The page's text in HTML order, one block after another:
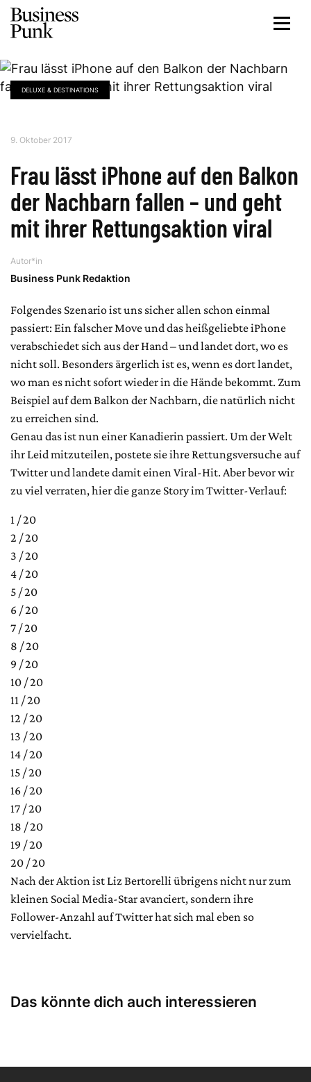
DELUXE & DESTINATIONS
9. Oktober 2017
Frau lässt iPhone auf den Balkon
der Nachbarn fallen – und geht
mit ihrer Rettungsaktion viral
Autor*in
Business Punk Redaktion
Folgendes Szenario ist uns sicher allen schon einmal
passiert: Ein falscher Move und das heißgeliebte iPhone
verabschiedet sich aus der Hand – und landet dort, wo es
nicht soll. Besonders ärgerlich ist es, wenn es dort landet,
wo man es nicht sofort wieder in die Hände bekommt. Zum
Beispiel auf dem Balkon der Nachbarn, die natürlich nicht
zu erreichen sind.
Genau das ist nun einer Kanadierin passiert. Um der Welt
ihr Leid mitzuteilen, postete sie ihre Rettungsversuche auf
Twitter und landete damit einen Viral-Hit. Aber bevor wir
zu viel verraten, hier die ganze Story im Twitter-Verlauf:
1 / 20
2 / 20
3 / 20
4 / 20
5 / 20
6 / 20
7 / 20
8 / 20
9 / 20
10 / 20
11 / 20
12 / 20
13 / 20
14 / 20
15 / 20
16 / 20
17 / 20
18 / 20
19 / 20
20 / 20
Nach der Aktion ist Liz Bertorelli übrigens nicht nur zum
kleinen Social Media-Star avanciert, sondern ihre
Follower-Anzahl auf Twitter hat sich mal eben so
vervielfacht.
Das könnte dich auch interessieren